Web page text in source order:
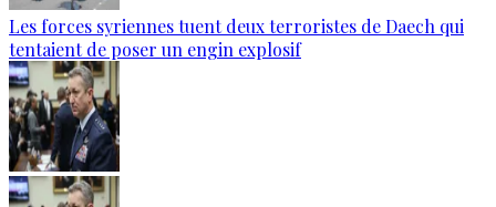
Les forces syriennes tuent deux terroristes de Daech qui
tentaient de poser un engin explosif